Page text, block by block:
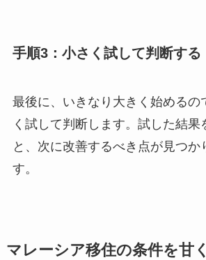
手順3：小さく試して判断する
最後に、いきなり大きく始めるの
く試して判断します。試した結果
と、次に改善するべき点が見つか
す。
マレーシア移住の条件を甘